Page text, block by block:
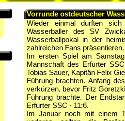
Vorrunde ostdeutscher
Wieder einmal durften
Wasserballer des SV
Wasserballpokal in der
zahlreichen Fans präsentieren.
Im ersten Spiel am
Mannschaft des Erfurter
Tobias Sauer, Kapitän Felix
Führung brachten. Anfang
verkürzen, bevor Fritz
Führung brachte. Der
Erfurter SSC - 11:6.
Im Januar noch mit einem